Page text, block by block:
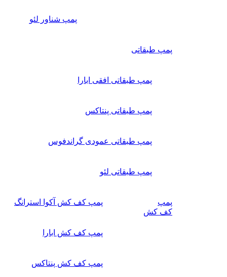
پمپ شناور لئو
پمپ طبقاتی
پمپ طبقاتی افقی ابارا
پمپ طبقاتی پنتاکس
پمپ طبقاتی عمودی گراندفوس
پمپ طبقاتی لئو
پمپ
کف کش
پمپ کف کش آکوا استرانگ
پمپ کف کش ابارا
پمپ کف کش پنتاکس